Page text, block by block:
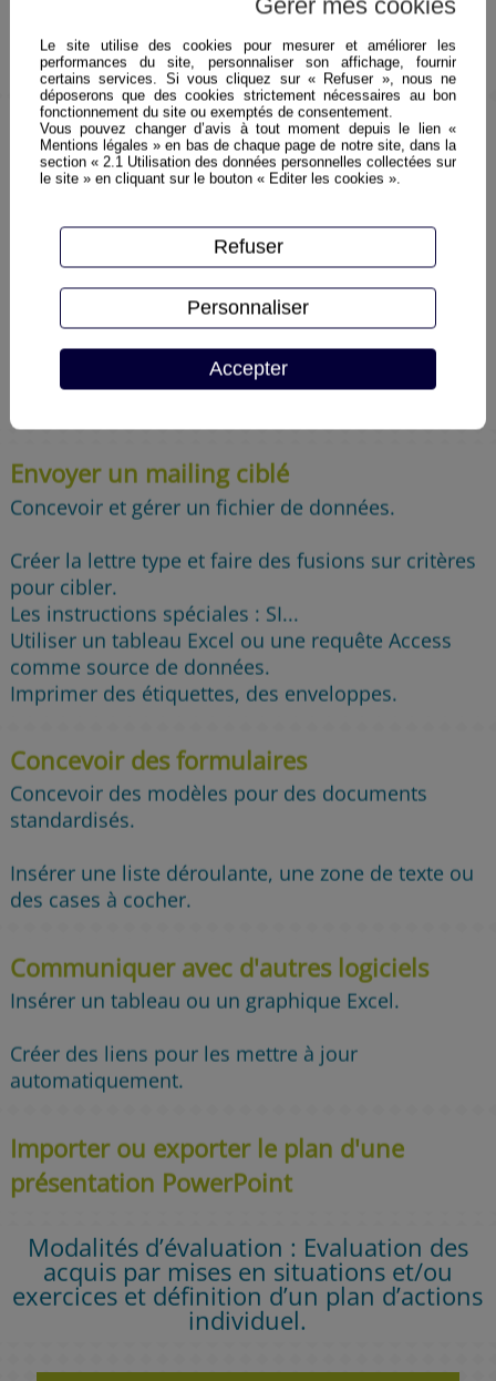
Habiller le texte autour des images. Et utiliser des
bulles pour les faire parler.
Enrichir et organiser sa collection d'images.
Créer des tableaux
Mettre en forme des tableaux élaborés.
d'outils "Tableaux et bordures".
Dessiner un tableau : utiliser la gomme, le crayon.
Fusionner et scinder des cellules. Insérer des
formules de calcul.
Convertir un tableau en texte et inversement.
Faciliter la construction de sa page : le tableau
Envoyer un mailing ciblé
Concevoir et gérer un fichier de données.
Créer la lettre type et faire des fusions sur critères
pour cibler.
Les instructions spéciales : SI...
Utiliser un tableau Excel ou une requête Access
comme source de données.
Imprimer des étiquettes, des enveloppes.
Concevoir des formulaires
Concevoir des modèles pour des documents
standardisés.
Insérer une liste déroulante, une zone de texte ou
des cases à cocher.
Communiquer avec d'autres logiciels
Insérer un tableau ou un graphique Excel.
Créer des liens pour les mettre à jour
automatiquement.
Importer ou exporter le plan d'une
présentation PowerPoint
Modalités d’évaluation : Evaluation des
acquis par mises en situations et/ou
exercices et définition d’un plan d’actions
individuel.
Gérer mes cookies
Le site utilise des cookies pour mesurer et améliorer les
performances du site, personnaliser son affichage, fournir
certains services. Si vous cliquez sur « Refuser », nous ne
déposerons que des cookies strictement nécessaires au bon
fonctionnement du site ou exemptés de consentement.
Vous pouvez changer d’avis à tout moment depuis le lien «
Mentions légales » en bas de chaque page de notre site, dans la
section « 2.1 Utilisation des données personnelles collectées sur
le site » en cliquant sur le bouton « Editer les cookies ».
Accepter
Refuser
Personnaliser